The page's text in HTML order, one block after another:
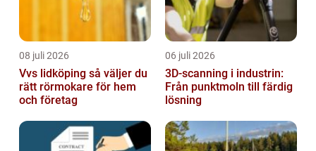
08 juli 2026
Vvs lidköping så väljer du
rätt rörmokare för hem
och företag
06 juli 2026
3D-scanning i industrin:
Från punktmoln till färdig
lösning